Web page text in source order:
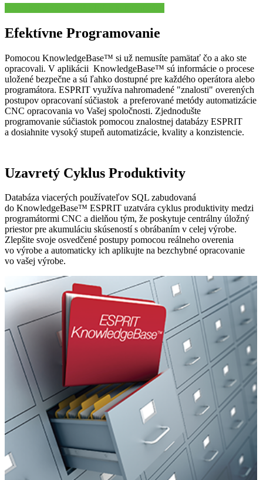
Efektívne Programovanie
Pomocou KnowledgeBase™ si už nemusíte pamätať čo a ako ste
opracovali. V aplikácii KnowledgeBase™ sú informácie o procese
uložené bezpečne a sú ľahko dostupné pre každého operátora alebo
programátora. ESPRIT využíva nahromadené "znalosti" overených
postupov opracovaní súčiastok a preferované metódy automatizácie
CNC opracovania vo Vašej spoločnosti. Zjednodušte
programovanie súčiastok pomocou znalostnej databázy ESPRIT
a dosiahnite vysoký stupeň automatizácie, kvality a konzistencie.
Uzavretý Cyklus Produktivity
Databáza viacerých používateľov SQL zabudovaná
do KnowledgeBase™ ESPRIT uzatvára cyklus produktivity medzi
programátormi CNC a dielňou tým, že poskytuje centrálny úložný
priestor pre akumuláciu skúseností s obrábaním v celej výrobe.
Zlepšite svoje osvedčené postupy pomocou reálneho overenia
vo výrobe a automaticky ich aplikujte na bezchybné opracovanie
vo vašej výrobe.